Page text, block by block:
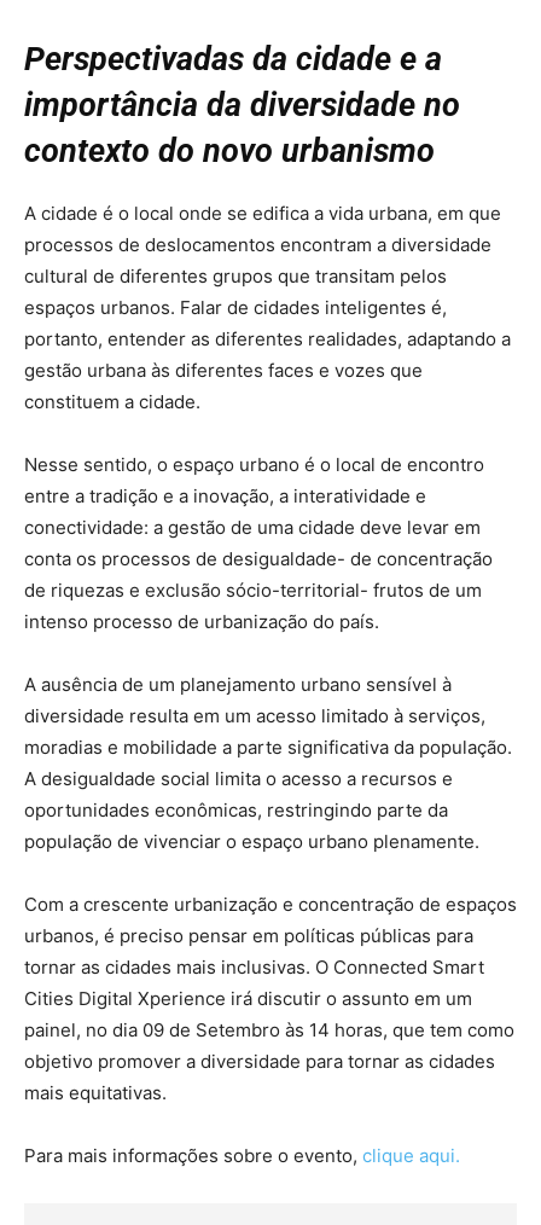
Perspectivadas da cidade e a
importância da diversidade no
contexto do novo urbanismo
A cidade é o local onde se edifica a vida urbana, em que
processos de deslocamentos encontram a diversidade
cultural de diferentes grupos que transitam pelos
espaços urbanos. Falar de cidades inteligentes é,
portanto, entender as diferentes realidades, adaptando a
gestão urbana às diferentes faces e vozes que
constituem a cidade.
Nesse sentido, o espaço urbano é o local de encontro
entre a tradição e a inovação, a interatividade e
conectividade: a gestão de uma cidade deve levar em
conta os processos de desigualdade- de concentração
de riquezas e exclusão sócio-territorial- frutos de um
intenso processo de urbanização do país.
A ausência de um planejamento urbano sensível à
diversidade resulta em um acesso limitado à serviços,
moradias e mobilidade a parte significativa da população.
A desigualdade social limita o acesso a recursos e
oportunidades econômicas, restringindo parte da
população de vivenciar o espaço urbano plenamente.
Com a crescente urbanização e concentração de espaços
urbanos, é preciso pensar em políticas públicas para
tornar as cidades mais inclusivas. O Connected Smart
Cities Digital Xperience irá discutir o assunto em um
painel, no dia 09 de Setembro às 14 horas, que tem como
objetivo promover a diversidade para tornar as cidades
mais equitativas.
Para mais informações sobre o evento, clique aqui.